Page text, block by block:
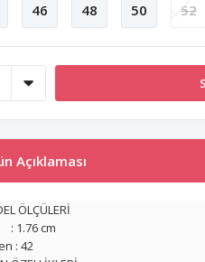
46 48 50 52
Açıklaması
ÖLÇÜLERİ
1.76 cm
: 42